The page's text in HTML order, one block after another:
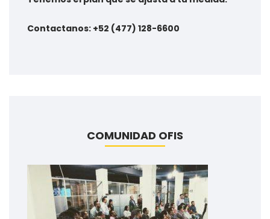
Contactanos: +52 (477) 128-6600
COMUNIDAD OFIS